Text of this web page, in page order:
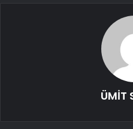
ÜMİT